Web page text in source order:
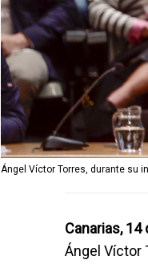
Ángel Víctor Torres, durante su
Canarias,
Ángel Víctor